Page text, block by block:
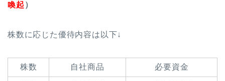
喚起 ）
株数に応じた優待内容は以下↓
株数 自社商品 必要資金